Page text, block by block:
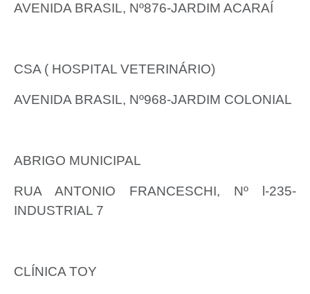
AVENIDA BRASIL, Nº876-JARDIM ACARAÍ
CSA ( HOSPITAL VETERINÁRIO)
AVENIDA BRASIL, Nº968-JARDIM COLONIAL
ABRIGO MUNICIPAL
RUA ANTONIO FRANCESCHI, Nº l-235-
INDUSTRIAL 7
CLÍNICA TOY